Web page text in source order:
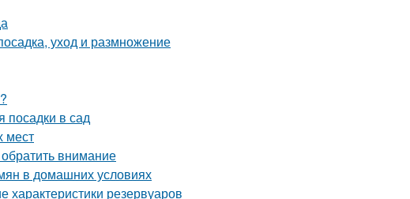
уход и размножение
посадки в сад
мест
внимание
в домашних условиях
характеристики резервуаров